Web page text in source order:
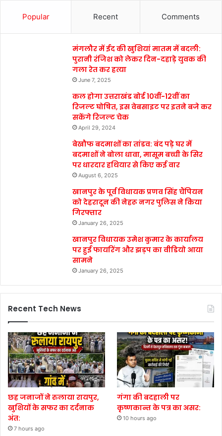
Popular Recent Comments
मंगलौर में ईद की खुशियां मातम में बदली:
पुरानी रंजिश को लेकर दिन-दहाड़े युवक की
गला रेत कर हत्या
June 7, 2025
कल होगा उत्तराखंड बोर्ड 10वीं-12वीं का
रिजल्ट घोषित, इस वेबसाइट पर इतने बजे कर
सकेंगे रिजल्ट चेक
April 29, 2024
बेखौफ बदमाशों का तांडव: बंद पड़े घर में
बदमाशों ने बोला धावा, मासूम बच्ची के सिर
पर धारदार हथियार से किए कई वार
August 6, 2025
खानपुर के पूर्व विधायक प्रणव सिंह चैंपियन
को देहरादून की नेहरू नगर पुलिस ने किया
गिरफ्तार
January 26, 2025
खानपुर विधायक उमेश कुमार के कार्यालय
पर हुई फायरिंग और झड़प का वीडियो आया
सामने
January 26, 2025
Recent Tech News
छह जनाजों ने रुलाया रायपुर,
खुशियों के सफर का दर्दनाक
अंत:
7 hours ago
गंगा की बदहाली पर
कृष्णकान्त के पत्र का असर:
10 hours ago